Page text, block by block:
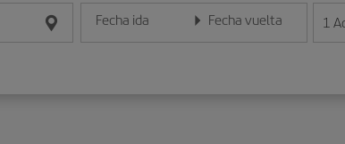
Fecha ida
Introduce la fecha en formato día/mes/año
Fecha vuelta
Introduce la fecha en 1